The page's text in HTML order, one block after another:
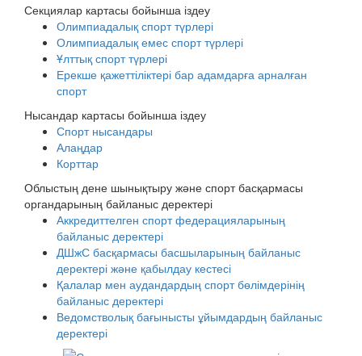
Секциялар картасы бойынша іздеу
Олимпиадалық спорт түрлері
Олимпиадалық емес спорт түрлері
Ұлттық спорт түрлері
Ерекше қажеттіліктері бар адамдарға арналған
спорт
Нысандар картасы бойынша іздеу
Спорт нысандары
Алаңдар
Корттар
Облыстың дене шынықтыру және спорт басқармасы
органдарының байланыс деректері
Аккредиттелген спорт федерацияларының
байланыс деректері
ДШжС басқармасы басшыларының байланыс
деректері және қабылдау кестесі
Қалалар мен аудандардың спорт бөлімдерінің
байланыс деректері
Ведомстволық бағынысты ұйымдардың байланыс
деректері